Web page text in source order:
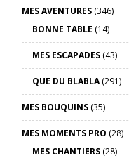
MES AVENTURES (346)
BONNE TABLE (14)
MES ESCAPADES (43)
QUE DU BLABLA(291)
MES BOUQUINS (35)
MES MOMENTS PRO (28)
MES CHANTIERS (28)